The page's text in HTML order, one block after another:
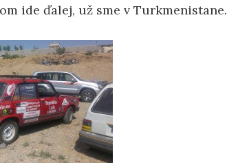
ide ďalej, už sme v Turkmenistane.